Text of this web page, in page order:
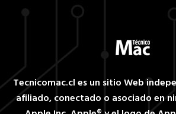
Tecnicomac.cl es un sitio Web
afiliado, conectado o asociado en